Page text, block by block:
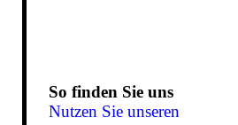
So finden Sie uns
Nutzen Sie unseren